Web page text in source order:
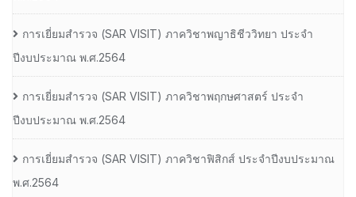
การเยี่ยมสํารวจ (SAR VISIT) ภาควิชาพญาธิชีววิทยา ประจํา
ปีงบประมาณ พ.ศ.2564
การเยี่ยมสํารวจ (SAR VISIT) ภาควิชาพฤกษศาสตร์ ประจํา
ปีงบประมาณ พ.ศ.2564
การเยี่ยมสํารวจ (SAR VISIT) ภาควิชาฟิสิกส์ ประจําปีงบประมาณ
พ.ศ.2564